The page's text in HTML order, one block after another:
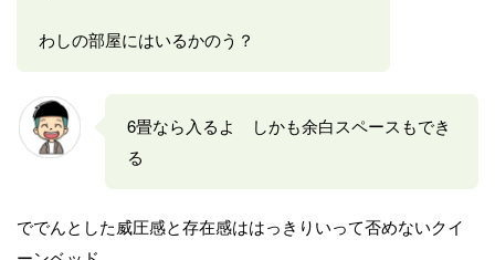
わしの部屋にはいるかのう？
6畳なら入るよ しかも余白スペースもでき
る
ででんとした威圧感と存在感ははっきりいって否めないクイ